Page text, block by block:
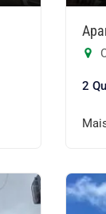
2